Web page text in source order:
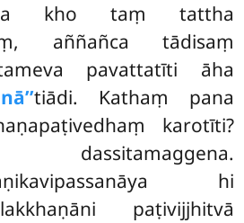
kho taṃ tattha
aññañca tādisaṃ
pavattatīti āha
tiādi. Kathaṃ pana
karotīti?
hi
paṭivijjhitvā